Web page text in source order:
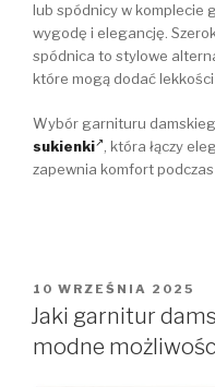
lub spódnicy w komplecie
wygodę i elegancję.
spódnica to stylowe
które mogą dodać
Wybór garnituru
sukienki
, która łączy
zapewnia komfort podczas
OPUBLIKOWANE
W
10 WRZEŚNIA 2025
Jaki garnitur
modne